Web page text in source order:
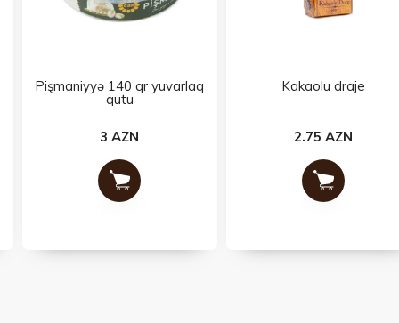
Pişmaniyyə 140 qr yuvarlaq
qutu
3 AZN
Kakaolu draje
2.75 AZN